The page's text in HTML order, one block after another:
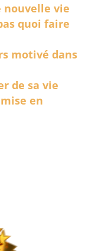
nouvelle vie
quoi faire
motivé dans
de sa vie
en